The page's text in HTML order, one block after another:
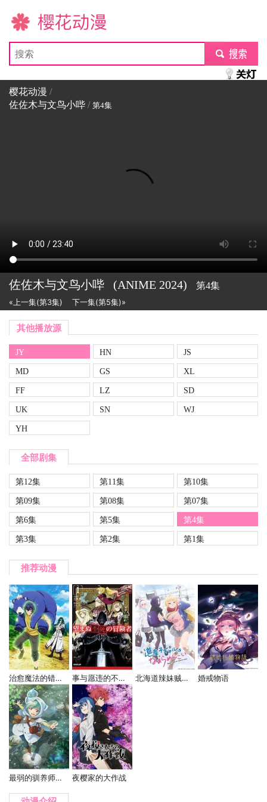
樱花动漫
submit
樱花动漫 /
佐佐木与文鸟小哔 / 第4集
佐佐木与文鸟小哔 (ANIME 2024) 第4集
«上一集(第3集) 下一集(第5集)»
其他播放源
JY HN
JS
MD
GS
XL
FF
LZ
SD
UK
SN
WJ
YH
全部剧集
第12集 第11集
第10集
第09集
第08集
第07集
第6集
第5集
第4集
第3集
第2集 第1集
推荐动漫
治愈魔法的错误使用方法 事与愿违的不死冒险者 北海道辣妹贼拉可爱 婚戒物语
最弱的驯养师开启的捡垃圾的旅途 夜樱家的大作战